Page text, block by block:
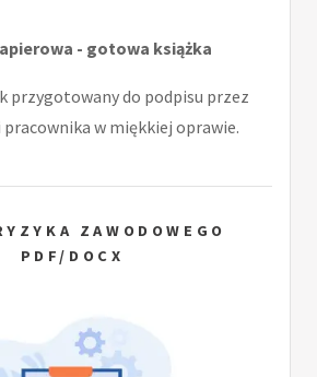
- gotowa książka
przygotowany do podpisu przez
pracownika w miękkiej oprawie.
ZAWODOWEGO
PDF/DOCX